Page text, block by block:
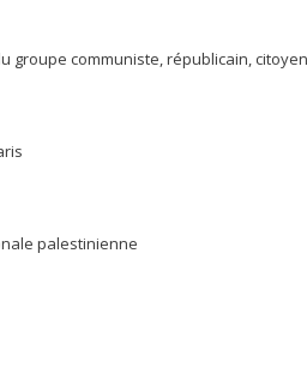
communiste, républicain, citoyen
palestinienne